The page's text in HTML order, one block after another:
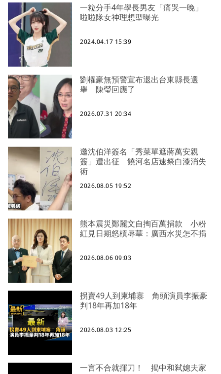
一粒分手4年學長男友「痛哭一晚」
啦啦隊女神理想型曝光
2024.04.17 15:39
劉櫂豪無預警宣布退出台東縣長選
舉 陳瑩回應了
2026.07.31 20:34
邀沈伯洋簽名「秀菜單遮蔣萬安親
簽」遭出征 饒河名店速祭白漆消失
術
2026.08.05 19:52
熊本震災鄭麗文自掏百萬捐款 小粉
紅見日期怒槓辱華：廣西水災怎不捐
2026.08.06 09:03
拐賣49人到柬埔寨 角頭演員李振豪
判18年再加18年
2026.08.03 12:25
一言不合就揮刀！ 揭中和弒媳夫家